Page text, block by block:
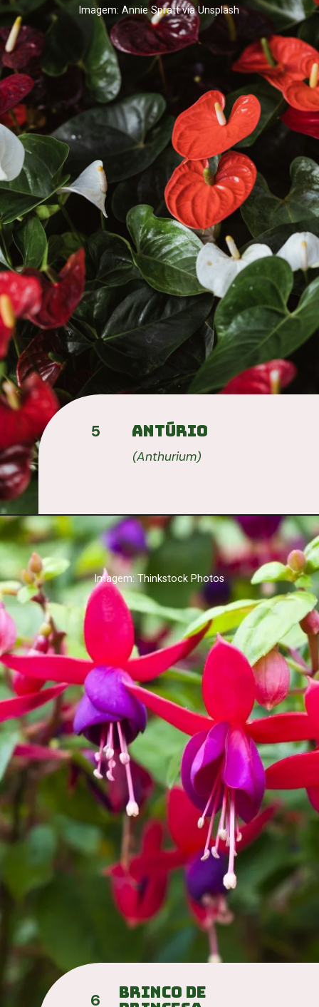
5 Antúrio
(Anthurium)
Imagem: Annie Spratt via Unsplash
6 Brinco de
Imagem: Thinkstock Photos